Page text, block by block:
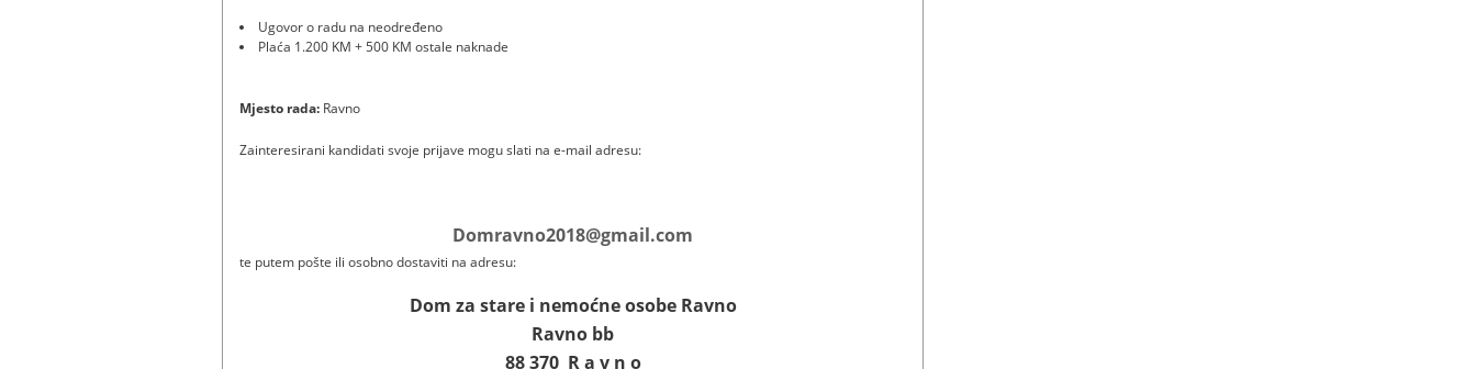
Ugovor o radu na neodređeno
Plaća 1.200 KM + 500 KM ostale naknade
Mjesto rada: Ravno
Zainteresirani kandidati svoje prijave mogu slati na e-mail adresu:
Domravno2018@gmail.com
te putem pošte ili osobno dostaviti na adresu:
Dom za stare i nemoćne osobe Ravno
Ravno bb
88 370 R a v n o